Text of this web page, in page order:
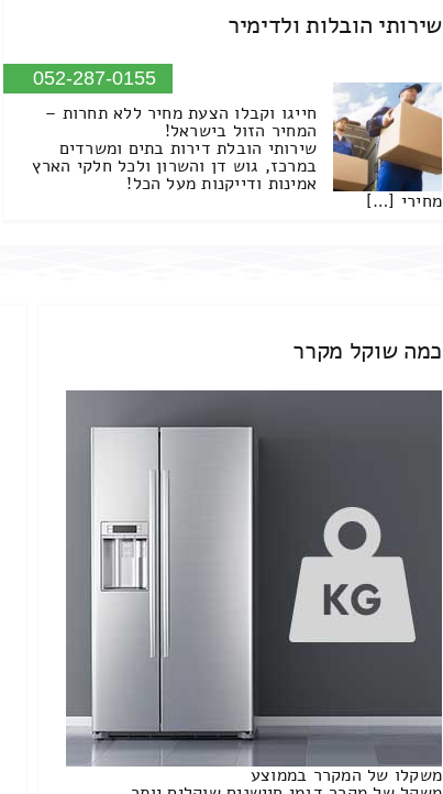
שירותי הובלות ולדימיר
052-287-0155
חייגו וקבלו הצעת מחיר ללא תחרות –
המחיר הזול בישראל!
שירותי הובלת דירות בתים ומשרדים
במרכז, גוש דן והשרון ולכל חלקי הארץ
אמינות ודייקנות מעל הכל!
מחירי […]
כמה שוקל מקרר
משקלו של המקרר בממוצע